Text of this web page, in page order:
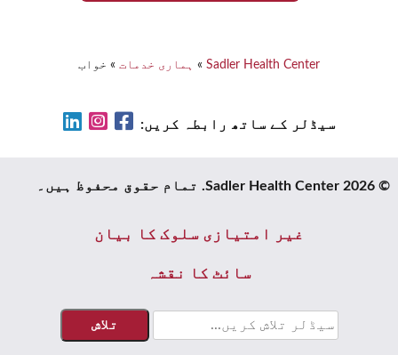
Sadler Health Center
» ہماری خدمات » خواب
سیڈلر کے ساتھ رابطہ کریں: Facebook
Instagram
© 2026 Sadler Health Center. تمام حقوق محفوظ ہیں۔
غیر امتیازی سلوک کا بیان
سائٹ کا نقشہ
لئے